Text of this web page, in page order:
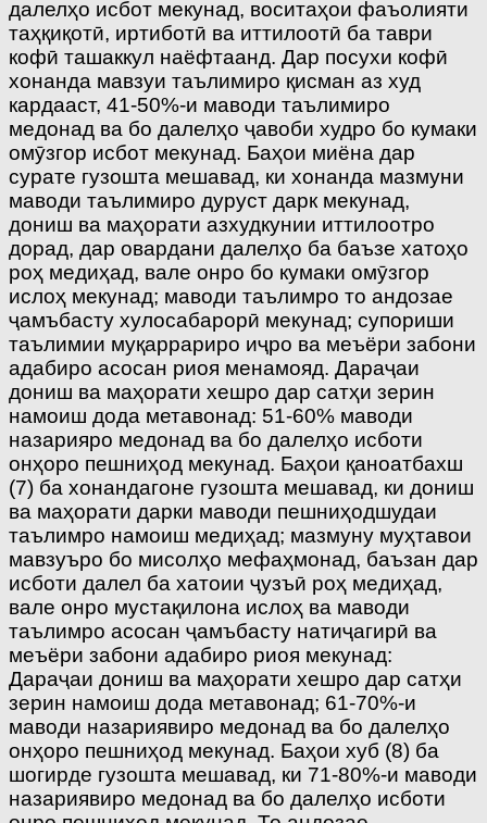
далелҳо исбот мекунад, воситаҳои фаъолияти
таҳқиқотӣ, иртиботӣ ва иттилоотӣ ба таври
кофӣ ташаккул наёфтаанд. Дар посухи кофӣ
хонанда мавзуи таълимиро қисман аз худ
кардааст, 41-50%-и маводи таълимиро
медонад ва бо далелҳо ҷавоби худро бо кумаки
омӯзгор исбот мекунад. Баҳои миёна дар
сурате гузошта мешавад, ки хонанда мазмуни
маводи таълимиро дуруст дарк мекунад,
дониш ва маҳорати азхудкунии иттилоотро
дорад, дар овардани далелҳо ба баъзе хатоҳо
роҳ медиҳад, вале онро бо кумаки омӯзгор
ислоҳ мекунад; маводи таълимро то андозае
ҷамъбасту хулосабарорӣ мекунад; супориши
таълимии муқаррариро иҷро ва меъёри забони
адабиро асосан риоя менамояд. Дараҷаи
дониш ва маҳорати хешро дар сатҳи зерин
намоиш дода метавонад: 51-60% маводи
назарияро медонад ва бо далелҳо исботи
онҳоро пешниҳод мекунад. Баҳои қаноатбахш
(7) ба хонандагоне гузошта мешавад, ки дониш
ва маҳорати дарки маводи пешниҳодшудаи
таълимро намоиш медиҳад; мазмуну муҳтавои
мавзуъро бо мисолҳо мефаҳмонад, баъзан дар
исботи далел ба хатоии ҷузъӣ роҳ медиҳад,
вале онро мустақилона ислоҳ ва маводи
таълимро асосан ҷамъбасту натиҷагирӣ ва
меъёри забони адабиро риоя мекунад:
Дараҷаи дониш ва маҳорати хешро дар сатҳи
зерин намоиш дода метавонад; 61-70%-и
маводи назариявиро медонад ва бо далелҳо
онҳоро пешниҳод мекунад. Баҳои хуб (8) ба
шогирде гузошта мешавад, ки 71-80%-и маводи
назариявиро медонад ва бо далелҳо исботи